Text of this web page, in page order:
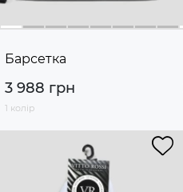
Барсетка
3 988 грн
1 колір